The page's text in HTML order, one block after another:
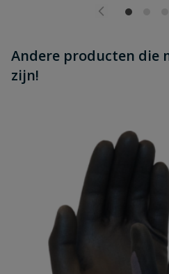
Andere producten die
zijn!